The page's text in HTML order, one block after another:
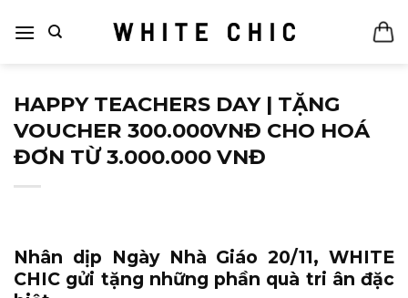
qua
HAPPY TEACHERS DAY | TẶNG
VOUCHER 300.000VNĐ CHO HOÁ
ĐƠN TỪ 3.000.000 VNĐ
Nhân dịp Ngày Nhà Giáo 20/11, WHITE
CHIC gửi tặng những phần quà tri ân đặc